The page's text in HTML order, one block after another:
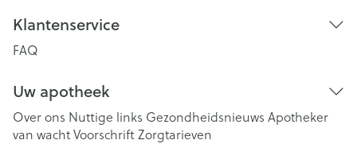
Klantenservice
FAQ
Uw apotheek
Over ons Nuttige links Gezondheidsnieuws Apotheker
van wachtVoorschriftZorgtarieven